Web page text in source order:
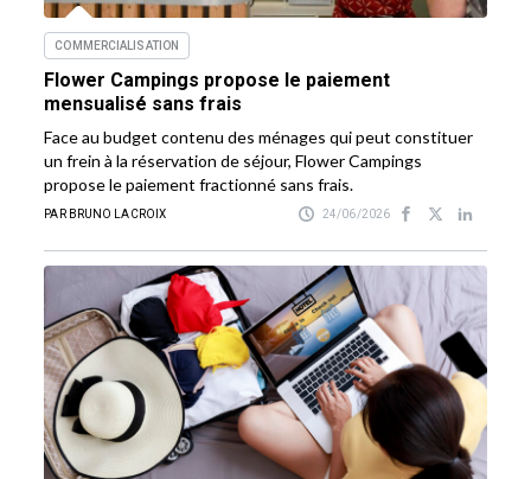
COMMERCIALISATION
Flower Campings propose le paiement
mensualisé sans frais
Face au budget contenu des ménages qui peut constituer
un frein à la réservation de séjour, Flower Campings
propose le paiement fractionné sans frais.
PAR BRUNO LACROIX 24/06/2026